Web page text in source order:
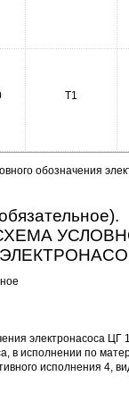
Т1
обозначения
электронасоса ЦГ
в исполнении по
исполнения 4,